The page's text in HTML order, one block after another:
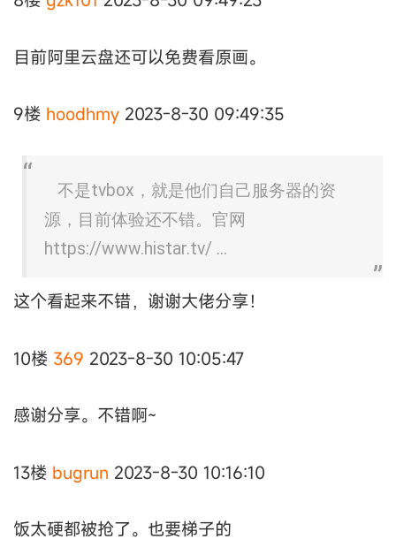
目前阿里云盘还可以免费看原画。
9楼 hoodhmy 2023-8-30 09:49:35
不是tvbox，就是他们自己服务器的资
源，目前体验还不错。官网
https://www.histar.tv/ ...
这个看起来不错，谢谢大佬分享！
10楼 369 2023-8-30 10:05:47
感谢分享。不错啊~
13楼 bugrun 2023-8-30 10:16:10
饭太硬都被抢了。也要梯子的